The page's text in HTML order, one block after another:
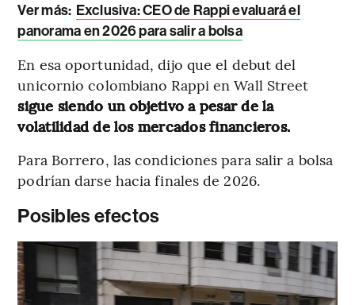
Ver más: Exclusiva: CEO de Rappi evaluará el
panorama en 2026 para salir a bolsa
En esa oportunidad, dijo que el debut del
unicornio colombiano Rappi en Wall Street
sigue siendo un objetivo a pesar de la
volatilidad de los mercados financieros.
Para Borrero, las condiciones para salir a bolsa
podrían darse hacia finales de 2026.
Posibles efectos